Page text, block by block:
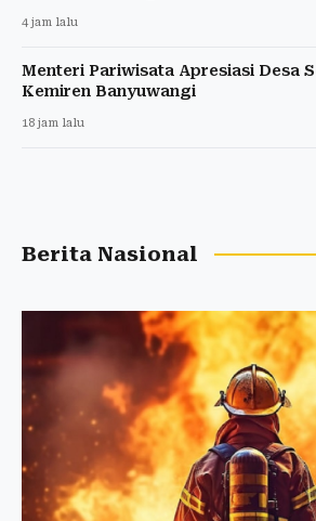
4 jam lalu
Menteri Pariwisata Apresiasi Desa
Kemiren Banyuwangi
18 jam lalu
Berita Nasional